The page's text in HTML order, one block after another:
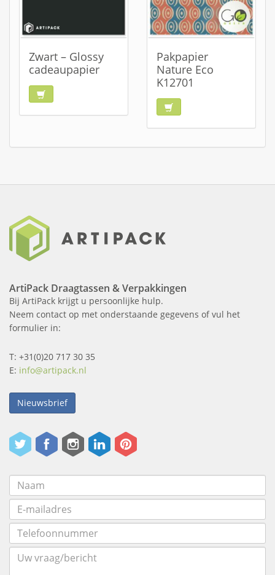
Zwart – Glossy
cadeaupapier
Pakpapier
Nature Eco
K12701
ArtiPack Draagtassen & Verpakkingen
Bij ArtiPack krijgt u persoonlijke hulp.
Neem contact op met onderstaande gegevens of vul het
formulier in:
T: +31(0)20 717 30 35
E: info@artipack.nl
Nieuwsbrief